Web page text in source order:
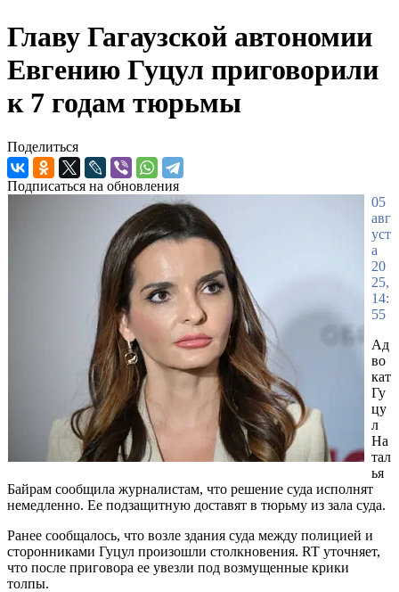
Главу Гагаузской автономии
Евгению Гуцул приговорили
к 7 годам тюрьмы
Поделиться
Подписаться на обновления
05
авг
уст
а
20
25,
14:
55
Ад
во
кат
Гу
цу
л
На
тал
ья
Байрам сообщила журналистам, что решение суда исполнят
немедленно. Ее подзащитную доставят в тюрьму из зала суда.
Ранее сообщалось, что возле здания суда между полицией и
сторонниками Гуцул произошли столкновения. RT уточняет,
что после приговора ее увезли под возмущенные крики
толпы.